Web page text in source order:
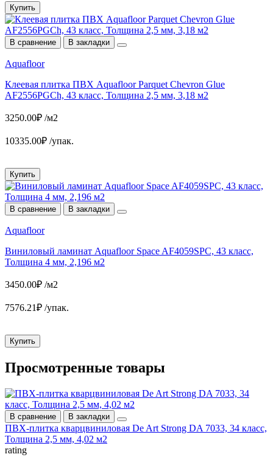
Купить
В сравнение В закладки
Aquafloor
Клеевая плитка ПВХ Aquafloor Parquet Chevron Glue
AF2556PGCh, 43 класс, Толщина 2,5 мм, 3,18 м2
3250.00₽ /м2
10335.00₽ /упак.
Купить
В сравнение В закладки
Aquafloor
Виниловый ламинат Aquafloor Space AF4059SPC, 43 класс,
Толщина 4 мм, 2,196 м2
3450.00₽ /м2
7576.21₽ /упак.
Купить
Просмотренные товары
В сравнение В закладки
ПВХ-плитка кварцвиниловая De Art Strong DA 7033, 34 класс,
Толщина 2,5 мм, 4,02 м2
rating